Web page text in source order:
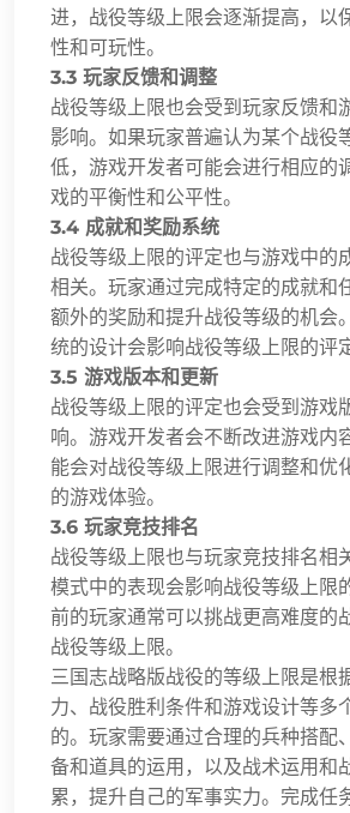
进，战役等级上限会逐渐提高，以
性和可玩性。
3.3 玩家反馈和调整
战役等级上限也会受到玩家反馈和
影响。如果玩家普遍认为某个战役
低，游戏开发者可能会进行相应的
戏的平衡性和公平性。
3.4 成就和奖励系统
战役等级上限的评定也与游戏中的
相关。玩家通过完成特定的成就和
额外的奖励和提升战役等级的机会
统的设计会影响战役等级上限的评
3.5 游戏版本和更新
战役等级上限的评定也会受到游戏
响。游戏开发者会不断改进游戏内
能会对战役等级上限进行调整和优
的游戏体验。
3.6 玩家竞技排名
战役等级上限也与玩家竞技排名相
模式中的表现会影响战役等级上限
前的玩家通常可以挑战更高难度的
战役等级上限。
三国志战略版战役的等级上限是根
力、战役胜利条件和游戏设计等多
的。玩家需要通过合理的兵种搭配
备和道具的运用，以及战术运用和
累，提升自己的军事实力。完成任